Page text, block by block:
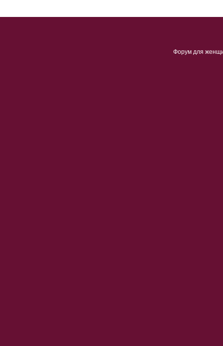
Форум для